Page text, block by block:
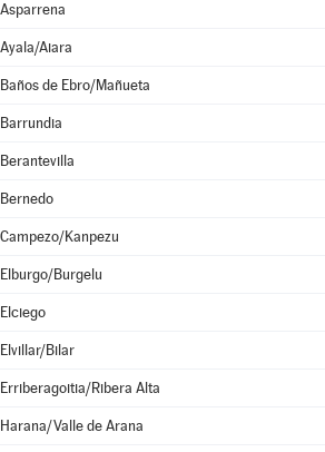
Asparrena
Ayala/Aiara
Baños de Ebro/Mañueta
Barrundia
Berantevilla
Bernedo
Campezo/Kanpezu
Elburgo/Burgelu
Elciego
Elvillar/Bilar
Erriberagoitia/Ribera Alta
Harana/Valle de Arana